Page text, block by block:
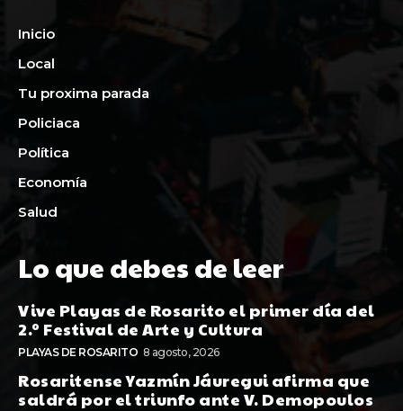
Inicio
Local
Tu proxima parada
Policiaca
Política
Economía
Salud
Lo que debes de leer
Vive Playas de Rosarito el primer día del
2.º Festival de Arte y Cultura
PLAYAS DE ROSARITO 8 agosto, 2026
Rosaritense Yazmín Jáuregui afirma que
saldrá por el triunfo ante V. Demopoulos